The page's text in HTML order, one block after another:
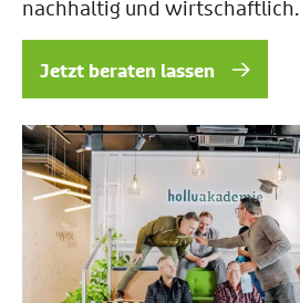
nachhaltig und wirtschaftlich.
Jetzt beraten lassen